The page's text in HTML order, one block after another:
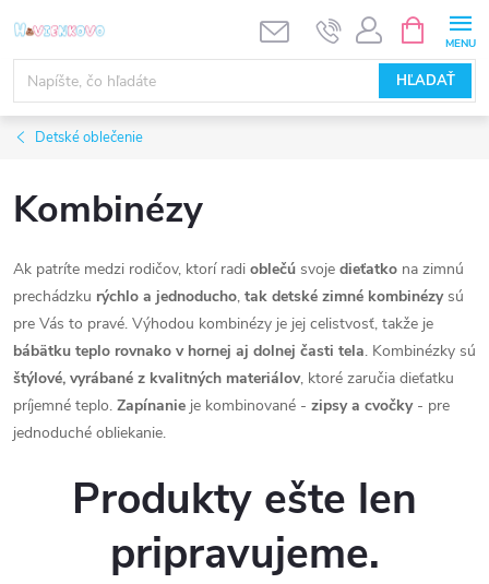
na
obsah
HĽADAŤ
KOŠÍK
Detské oblečenie
Kombinézy
Ak patríte medzi rodičov, ktorí radi oblečú svoje dieťatko na zimnú
prechádzku rýchlo a jednoducho, tak detské zimné kombinézysú
pre Vás to pravé. Výhodou kombinézy je jej celistvosť, takže je
bábätku teplo rovnako v hornej aj dolnej časti tela. Kombinézky sú
štýlové, vyrábané z kvalitných materiálov, ktoré zaručia dieťatku
príjemné teplo. Zapínanie je kombinované - zipsy a cvočky- pre
jednoduché obliekanie.
Produkty ešte len
pripravujeme.